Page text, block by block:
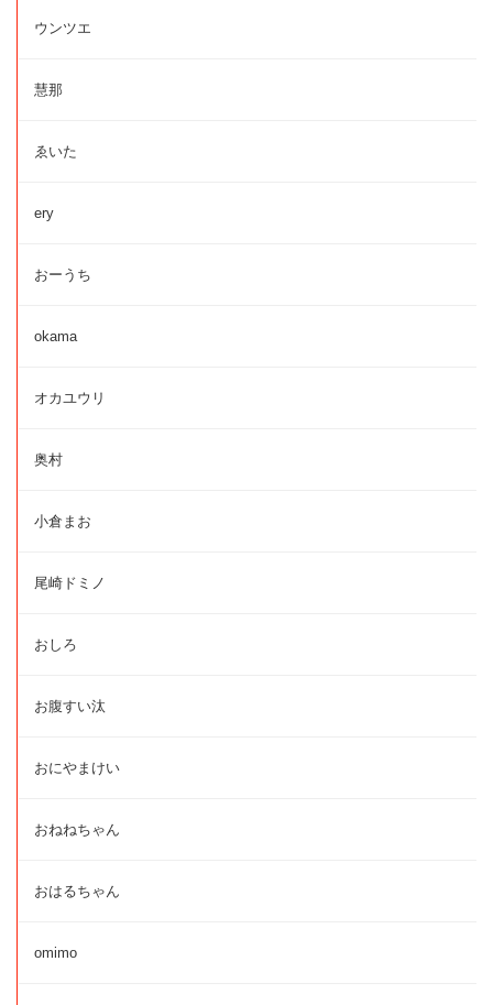
ウンツエ
慧那
ゑいた
ery
おーうち
okama
オカユウリ
奥村
小倉まお
尾崎ドミノ
おしろ
お腹すい汰
おにやまけい
おねねちゃん
おはるちゃん
omimo